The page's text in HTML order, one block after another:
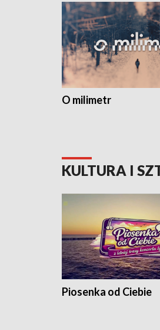
O milimetr
KULTURA I
Piosenka od Ciebie